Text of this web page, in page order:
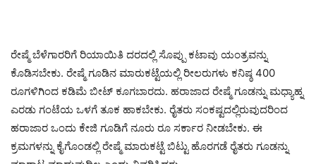
ರೇಷ್ಮೆ ಬೆಳೆಗಾರರಿಗೆ ರಿಯಾಯಿತಿ ದರದಲ್ಲಿ ಸೊಪ್ಪು ಕಟಾವು ಯಂತ್ರವನ್ನು
ಕೊಡಿಸಬೇಕು. ರೇಷ್ಮೆ ಗೂಡಿನ ಮಾರುಕಟ್ಟೆಯಲ್ಲಿ ರೀಲರುಗಳು ಕನಿಷ್ಠ 400
ರೂಗಳಿಗಿಂದ ಕಡಿಮೆ ಬೀಟ್ ಕೂಗಬಾರದು. ಹರಾಜಾದ ರೇಷ್ಮೆ ಗೂಡನ್ನು ಮಧ್ಯಾಹ್ನ
ಎರಡು ಗಂಟೆಯ ಒಳಗೆ ತೂಕ ಹಾಕಬೇಕು. ರೈತರು ಸಂಕಷ್ಟದಲ್ಲಿರುವುದರಿಂದ
ಹರಾಜಾರ ಒಂದು ಕೇಜಿ ಗೂಡಿಗೆ ನೂರು ರೂ ಸರ್ಕಾರ ನೀಡಬೇಕು. ಈ
ಕ್ರಮಗಳನ್ನು ಕೈಗೊಂಡಲ್ಲಿ ರೇಷ್ಮೆ ಮಾರುಕಟ್ಟೆ ಬಿಟ್ಟು ಹೊರಗಡೆ ರೈತರು ಗೂಡನ್ನು